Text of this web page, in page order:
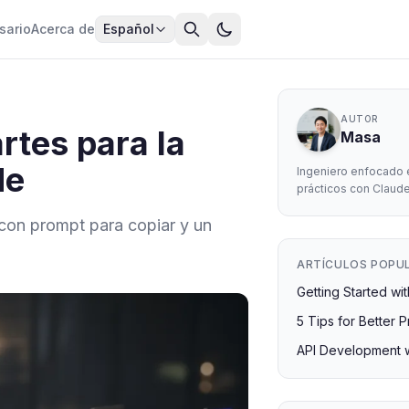
Acerca de Español
para la
prompt para copiar y un
AUTOR
Masa
Ingeniero enfocado
prácticos con
ARTÍCULOS
Getting Started
5 Tips for Better
API Development